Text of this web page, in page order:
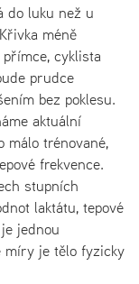
do luku než u
méně
cyklista
prudce
bez poklesu.
aktuální
málo trénované,
frekvence.
stupních
laktátu, tepové
jednou
míry je tělo fyzicky